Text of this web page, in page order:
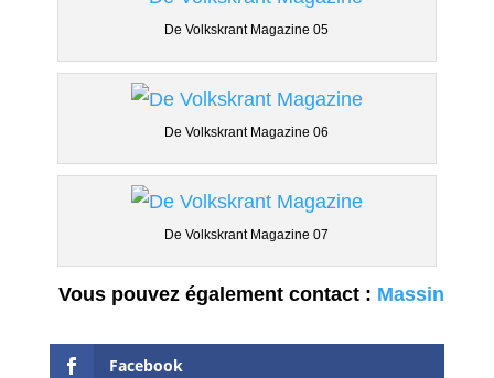
De Volkskrant Magazine 05
De Volkskrant Magazine 06
De Volkskrant Magazine 07
Vous pouvez également contact : Massin
Facebook